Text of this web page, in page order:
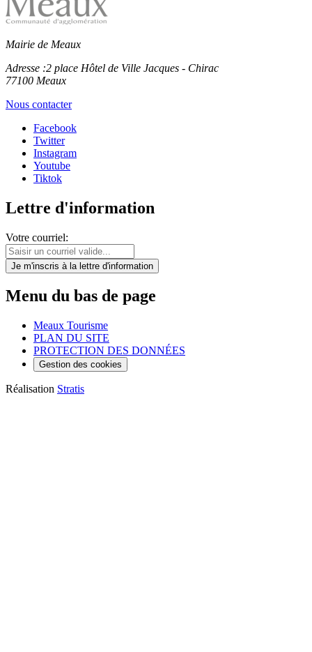
Mairie de Meaux
Adresse :2 place Hôtel de Ville Jacques - Chirac
77100 Meaux
Nous contacter
Facebook
Twitter
Instagram
Youtube
Tiktok
Lettre d'information
Votre courriel:
Je m'inscris à la lettre d'information
Menu du bas de page
Meaux Tourisme
PLAN DU SITE
PROTECTION DES DONNÉES
Gestion des cookies
Réalisation Stratis